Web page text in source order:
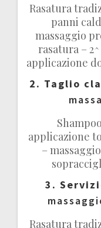
Rasatura
panni
massaggio
rasatura –
applicazione
2. Taglio
applicazione
–
3.
Rasatura